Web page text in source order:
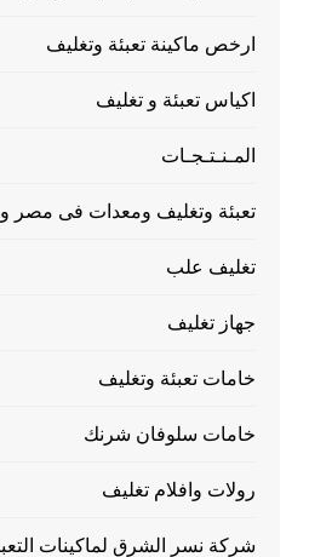
ارخص ماكينة تعبئة وتغليف
اكياس تعبئة و تغليف
المـنـتـجـات
تعبئة وتغليف ومعدات فى مصر و
تغليف علب
جهاز تغليف
خامات تعبئة وتغليف
خامات سلوفان شرنك
رولات وافلام تغليف
شركة نسر الشرق لماكينات